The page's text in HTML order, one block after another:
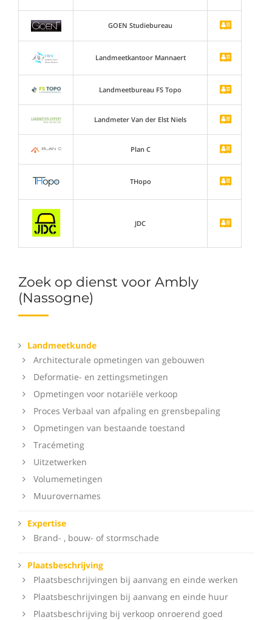
Zoek op dienst voor Ambly
(Nassogne)
Landmeetkunde
Architecturale opmetingen van gebouwen
Deformatie- en zettingsmetingen
Opmetingen voor notariële verkoop
Proces Verbaal van afpaling en grensbepaling
Opmetingen van bestaande toestand
Tracémeting
Uitzetwerken
Volumemetingen
Muurovernames
Expertise
Brand- , bouw- of stormschade
Plaatsbeschrijving
Plaatsbeschrijvingen bij aanvang en einde werken
Plaatsbeschrijvingen bij aanvang en einde huur
Plaatsbeschrijving bij verkoop onroerend goed
GOEN Studiebureau
Landmeetkantoor Mannaert
Landmeetbureau FS Topo
Landmeter Van der Elst Niels
Plan C
THopo
JDC